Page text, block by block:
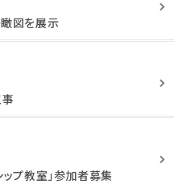
図を展示
プ教室」参加者募集